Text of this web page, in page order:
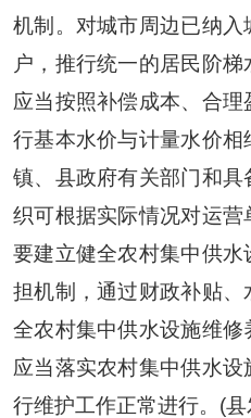
机制。对城市周边已纳
户，推行统一的居民阶
应当按照补偿成本、合
行基本水价与计量水价
镇、县政府有关部门和具
织可根据实际情况对运
要建立健全农村集中供
担机制，通过财政补贴
全农村集中供水设施维
应当落实农村集中供水
行维护工作正常进行。(